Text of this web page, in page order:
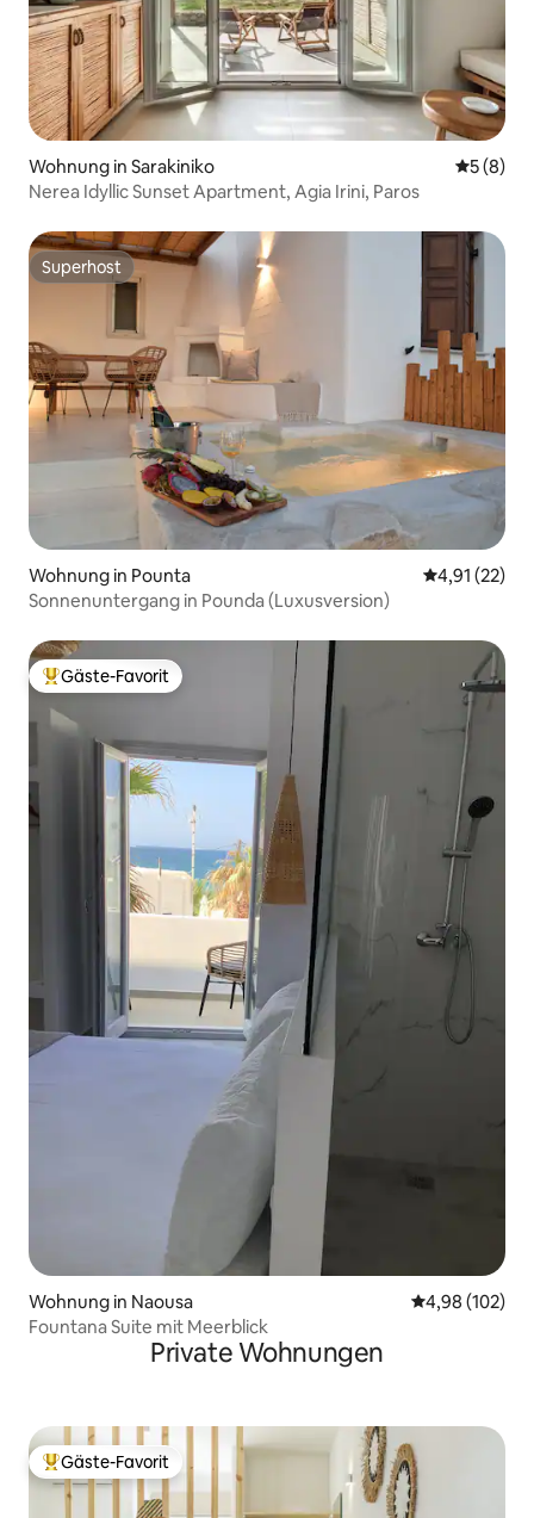
Wohnung in Sarakiniko
5 (8)
Nerea Idyllic Sunset Apartment, Agia Irini, Paros
Superhost
Superhost
Wohnung in Pounta
4,91 (22)
Sonnenuntergang in Pounda (Luxusversion)
Beliebter Gäste-Favorit.
Gäste-Favorit
Wohnung in Naousa
4,98 (102)
Fountana Suite mit Meerblick
Private Wohnungen
Beliebter Gäste-Favorit.
Gäste-Favorit